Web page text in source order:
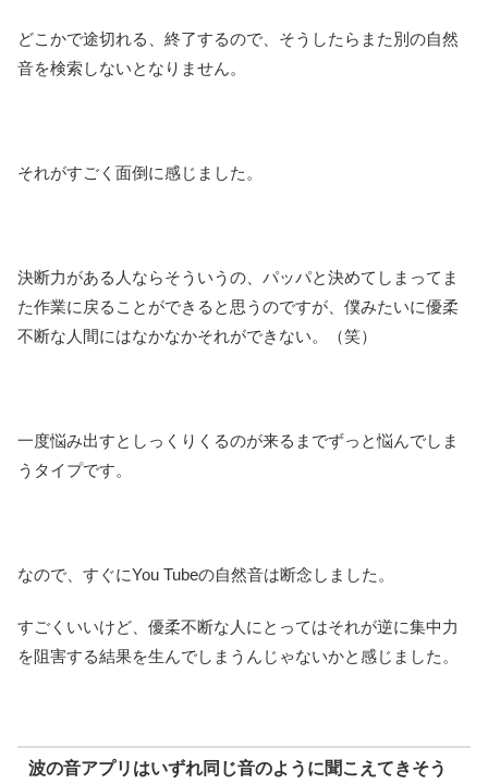
どこかで途切れる、終了するので、そうしたらまた別の自然
音を検索しないとなりません。
それがすごく面倒に感じました。
決断力がある人ならそういうの、パッパと決めてしまってま
た作業に戻ることができると思うのですが、僕みたいに優柔
不断な人間にはなかなかそれができない。（笑）
一度悩み出すとしっくりくるのが来るまでずっと悩んでしま
うタイプです。
なので、すぐにYou Tubeの自然音は断念しました。
すごくいいけど、優柔不断な人にとってはそれが逆に集中力
を阻害する結果を生んでしまうんじゃないかと感じました。
波の音アプリはいずれ同じ音のように聞こえてきそう